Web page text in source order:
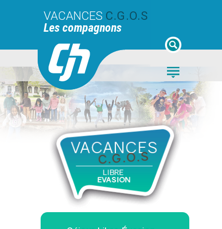
VACANCES C.G.O.S
Les compagnons